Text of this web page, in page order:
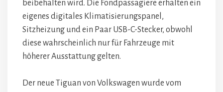
beibehalten wird. Die Fondpassagiere erhalten ein
eigenes digitales Klimatisierungspanel,
Sitzheizung und ein Paar USB-C-Stecker, obwohl
diese wahrscheinlich nur für Fahrzeuge mit
höherer Ausstattung gelten.
Der neue Tiguan von Volkswagen wurde vom